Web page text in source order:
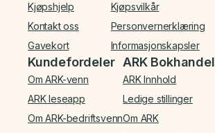
Kjøpshjelp
Kontakt oss
Gavekort
Kjøpsvilkår
Personvernerklæring
Informasjonskapsler
Kundefordeler
Om ARK-venn
ARK leseapp
Om ARK-bedriftsvenn
ARK Bokhandel
ARK Innhold
Ledige stillinger
Om ARK